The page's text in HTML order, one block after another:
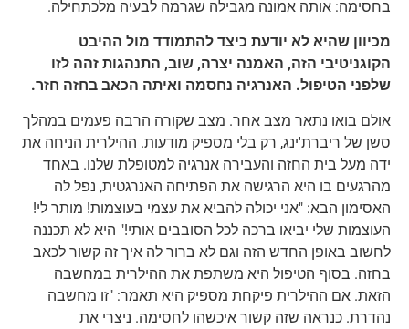
בחסימה: אותה אמונה מגבילה שגרמה לבעיה מלכתחילה.
מכיוון שהיא לא יודעת כיצד להתמודד מול ההיבט
הקוגניטיבי הזה, האמנה יצרה, שוב, התנהגות זהה לזו
שלפני הטיפול. האנרגיה נחסמה ואיתה הכאב בחזה חזר.
אולם בואו נתאר מצב אחר. מצב שקורה הרבה פעמים במהלך
סשן של ריברת'ינג, רק בלי מספיק מודעות. ההילרית הניחה את
ידה מעל בית החזה והעבירה אנרגיה למטופלת שלנו. באחד
מהרגעים בו היא הרגישה את הפתיחה האנרגטית, נפל לה
האסימון הבא: "אני יכולה להביא את עצמי בעוצמות! מותר לי!
העוצמות שלי יביאו ברכה לכל הסובבים אותי!" היא לא תכננה
לחשוב באופן החדש הזה וגם לא ברור לה איך זה קשור לכאב
בחזה. בסוף הטיפול היא משתפת את ההילרית במחשבה
הזאת. אם ההילרית פיקחת מספיק היא תאמר: "זו מחשבה
נהדרת. כנראה שזה קשור איכשהו לחסימה. ניצרי את